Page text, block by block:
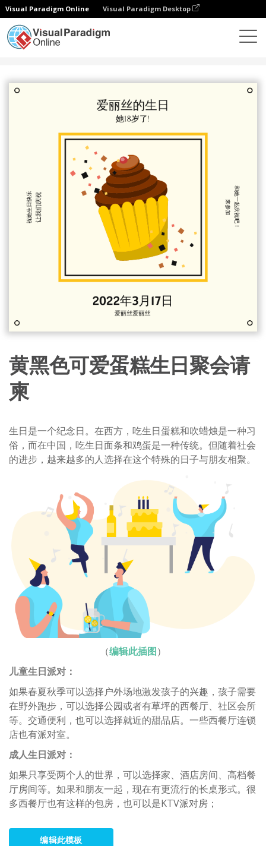
Visual Paradigm Online Visual Paradigm Desktop
黄黑色可爱蛋糕生日聚会请
柬
生日是一个纪念日。在西方，吃生日蛋糕和吹蜡烛是一种习
俗，而在中国，吃生日面条和鸡蛋是一种传统。但随着社会
的进步，越来越多的人选择在这个特殊的日子与朋友相聚。
（编辑此插图）
儿童生日派对：
如果春夏秋季可以选择户外场地激发孩子的兴趣，孩子需要
在野外跑步，可以选择公园或者有草坪的西餐厅、社区会所
等。交通便利，也可以选择就近的甜品店。一些西餐厅连锁
店也有派对室。
成人生日派对：
如果只享受两个人的世界，可以选择家、酒店房间、高档餐
厅房间等。如果和朋友一起，现在有更流行的长桌形式。很
多西餐厅也有这样的包房，也可以是KTV派对房；
编辑此模板